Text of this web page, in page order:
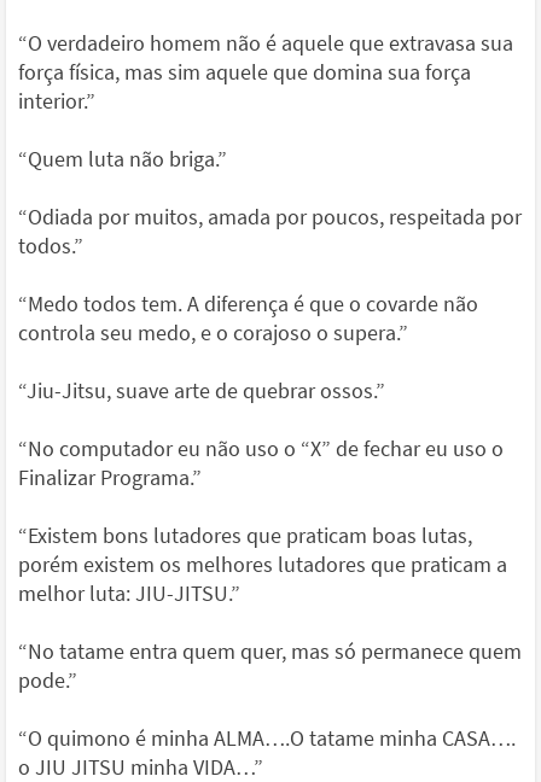
“O verdadeiro homem não é aquele que extravasa sua
força física, mas sim aquele que domina sua força
interior.”
“Quem luta não briga.”
“Odiada por muitos, amada por poucos, respeitada por
todos.”
“Medo todos tem. A diferença é que o covarde não
controla seu medo, e o corajoso o supera.”
“Jiu-Jitsu, suave arte de quebrar ossos.”
“No computador eu não uso o “X” de fechar eu uso o
Finalizar Programa.”
“Existem bons lutadores que praticam boas lutas,
porém existem os melhores lutadores que praticam a
melhor luta: JIU-JITSU.”
“No tatame entra quem quer, mas só permanece quem
pode.”
“O quimono é minha ALMA….O tatame minha CASA….
o JIU JITSU minha VIDA…”